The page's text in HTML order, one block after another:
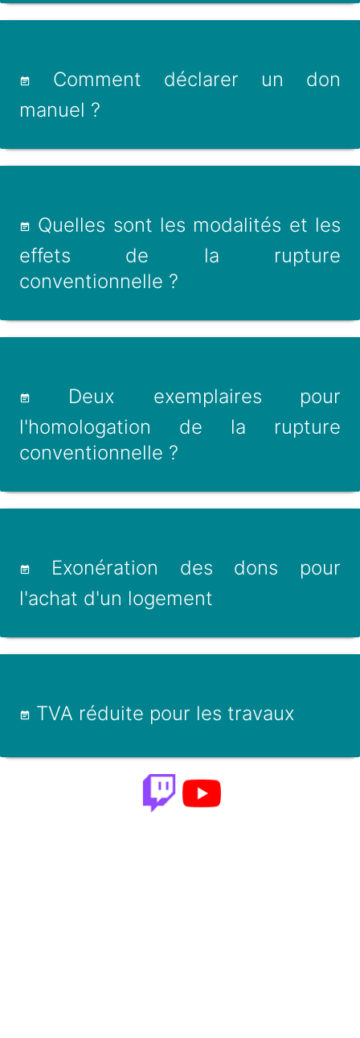
Comment déclarer un don
manuel ?
Quelles sont les modalités et les
effets de la rupture
conventionnelle ?
Deux exemplaires pour
l'homologation de la rupture
conventionnelle ?
Exonération des dons pour
l'achat d'un logement
TVA réduite pour les travaux